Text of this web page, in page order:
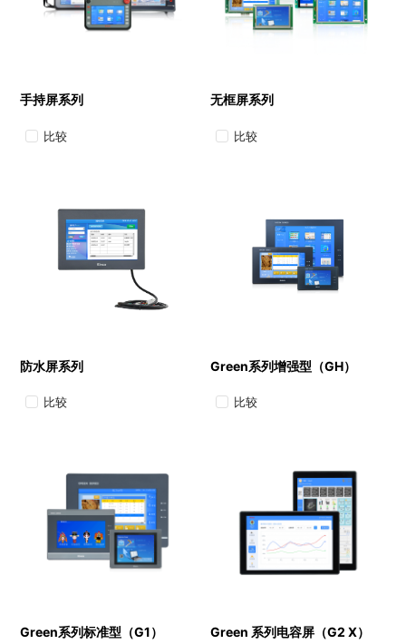
手持屏系列
比较
无框屏系列
比较
防水屏系列
比较
Green系列增强型（GH）
比较
Green系列标准型（G1） Green 系列电容屏（G2 X）